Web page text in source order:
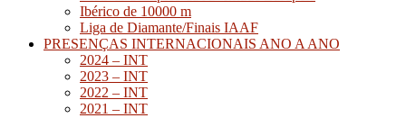
Ibérico de 10000 m
Liga de Diamante/Finais IAAF
PRESENÇAS INTERNACIONAIS ANO A ANO
2024 – INT
2023 – INT
2022 – INT
2021 – INT